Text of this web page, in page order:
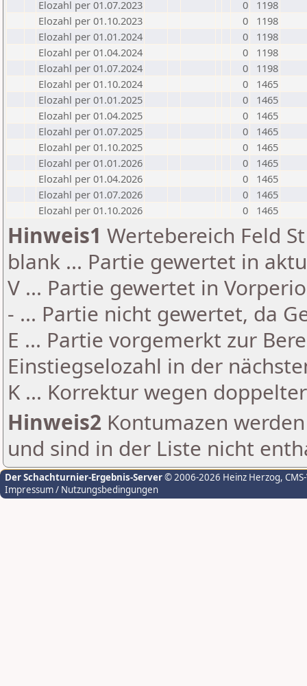
Elozahl per 01.07.2023
0
1198
Elozahl per 01.10.2023
0
1198
Elozahl per 01.01.2024
0
1198
Elozahl per 01.04.2024
0
1198
Elozahl per 01.07.2024
0
1198
Elozahl per 01.10.2024
0
1465
Elozahl per 01.01.2025
0
1465
Elozahl per 01.04.2025
0
1465
Elozahl per 01.07.2025
0
1465
Elozahl per 01.10.2025
0
1465
Elozahl per 01.01.2026
0
1465
Elozahl per 01.04.2026
0
1465
Elozahl per 01.07.2026
0
1465
Elozahl per 01.10.2026
0 1465
Hinweis1 Wertebereich Feld
blank ... Partie gewertet in
V ... Partie gewertet in
- ... Partie nicht gewertet, da
E ... Partie vorgemerkt zur
Einstiegselozahl in der
K ... Korrektur wegen
Hinweis2 Kontumazen
und sind in der Liste nicht
Der Schachturnier-Ergebnis-Server© 2006-2026 Heinz Herzog,
Impressum / Nutzungsbedingungen